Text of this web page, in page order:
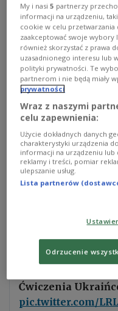
Około 250
tygodniu na
czołgach Abrams,
początku maja.
że inny zestaw 31
remontowany w
dostarczony na
Ameryki.
Szkolenie ma
tylko obsługę
lecz również ich
technicznie niż
wyposażeniu armii
odziedziczone po
Ćwiczenia
pic.twitter.com/
My i nasi5 partnerzy
informacji na urządzeniu,
cookie w celu przetwarzania
zaakceptować swoje wybory
również skorzystać z prawa
uzasadnionego interesu lub
polityki prywatności. Te
partnerom i nie będą miały
prywatności
Wraz z naszymi
celu zapewnienia:
Użycie dokładnych danych
charakterystyki urządzenia
informacji na urządzeniu lub
reklamy i treści, pomiar
ulepszanie usług.
Lista partnerów
Odrzucenie